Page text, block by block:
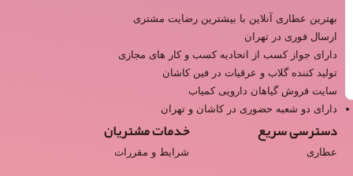
بهترین عطاری آنلاین با بیشترین رضایت مشتری
ارسال فوری در تهران
دارای جواز کسب از اتحادیه کسب و کار های مجازی
تولید کننده گلاب و عرقیات در فین کاشان
سایت فروش گیاهان دارویی کمیاب
دارای دو شعبه حضوری در کاشان و تهران
دسترسی سریع
عطاری
خدمات مشتریان
شرایط و مقررات